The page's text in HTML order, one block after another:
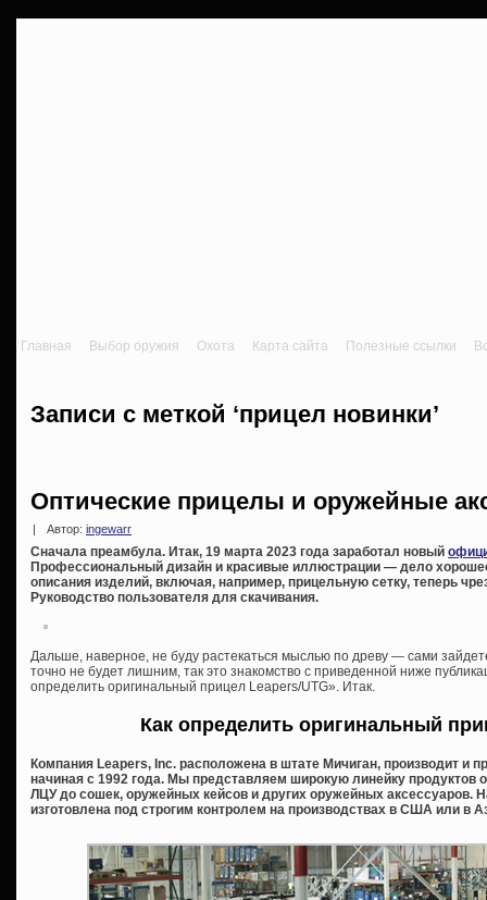
Главная Выбор оружия Охота Карта сайта Полезные ссылки
Записи с меткой ‘прицел новинки’
Оптические прицелы и оружейные
Автор: ingewarr
Сначала преамбула. Итак, 19 марта 2023 года заработал новый
Профессиональный дизайн и красивые иллюстрации — дело
описания изделий, включая, например, прицельную сетку, теперь
Руководство пользователя для скачивания.
Дальше, наверное, не буду растекаться мыслью по древу — сами
точно не будет лишним, так это знакомство с приведенной ниже
определить оригинальный прицел Leapers/UTG». Итак.
Как определить оригинальный
Компания Leapers, Inc. расположена в штате Мичиган, производит и
начиная с 1992 года. Мы представляем широкую линейку продуктов
ЛЦУ до сошек, оружейных кейсов и других оружейных аксессуаров.
изготовлена под строгим контролем на производствах в США или в